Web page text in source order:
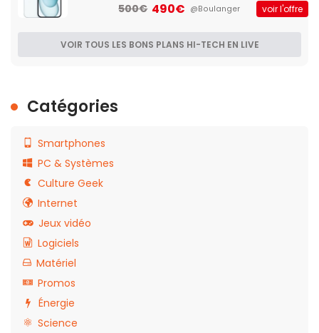
500€ 490€ @Boulanger voir l'offre
VOIR TOUS LES BONS PLANS HI-TECH EN LIVE
Catégories
Smartphones
PC & Systèmes
Culture Geek
Internet
Jeux vidéo
Logiciels
Matériel
Promos
Énergie
Science